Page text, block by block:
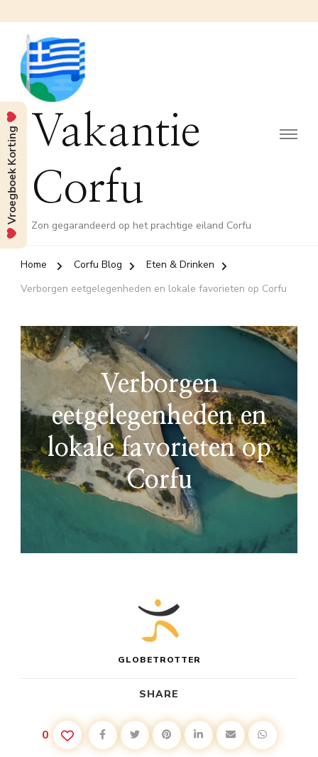
Vakantie
Corfu
Zon gegarandeerd op het prachtige eiland Corfu
Home Corfu Blog
Eten & Drinken
Verborgen eetgelegenheden en lokale favorieten op Corfu
Verborgen
eetgelegenheden en
lokale favorieten op
Corfu
GLOBETROTTER
SHARE
0
Vroegboek Korting